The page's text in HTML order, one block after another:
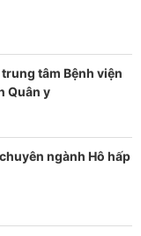
tâm Bệnh viện
Quân y
ngành Hô hấp